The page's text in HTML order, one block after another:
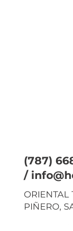
(787)
/
ORIENTAL
PIÑERO,